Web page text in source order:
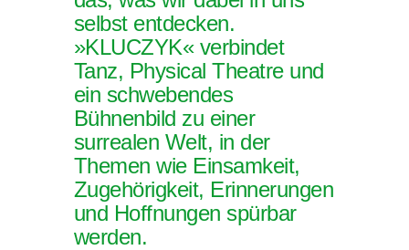
selbst entdecken.
»KLUCZYK« verbindet
Tanz, Physical Theatre und
ein schwebendes
Bühnenbild zu einer
surrealen Welt, in der
Themen wie Einsamkeit,
Zugehörigkeit, Erinnerungen
und Hoffnungen spürbar
werden.